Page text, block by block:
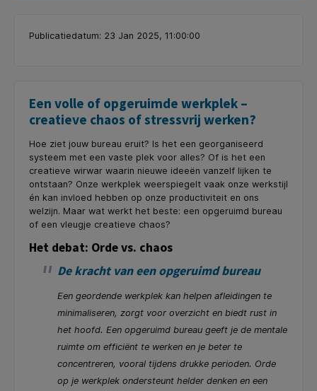
Publicatiedatum: 23 Jan 2025, 11:00:00
Een volle of opgeruimde werkplek –
creatieve chaos of stressvrij werken?
Hoe ziet jouw bureau eruit? Is het een georganiseerd
systeem met een vaste plek voor alles? Of is het een
creatieve wirwar waarin nieuwe ideeën vanzelf lijken te
ontstaan? Onze werkplek weerspiegelt vaak onze werkstijl
én kan invloed hebben op onze productiviteit en ons
welzijn. Maar wat werkt het beste: een opgeruimd bureau
of een vleugje creatieve chaos?
Het debat: Orde vs. chaos
De kracht van een opgeruimd bureau
Een geordende werkplek kan helpen afleidingen te
minimaliseren, zorgt voor overzicht en biedt rust in
het hoofd. Een opgeruimd bureau geeft je de mentale
ruimte om efficiënt te werken en je beter te
concentreren, vooral tijdens drukke perioden. Orde
op je werkplek ondersteunt helder denken en een